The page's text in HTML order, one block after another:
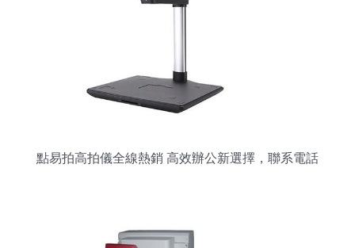
點易拍高拍儀全線熱銷 高效辦公新選擇，聯系電話